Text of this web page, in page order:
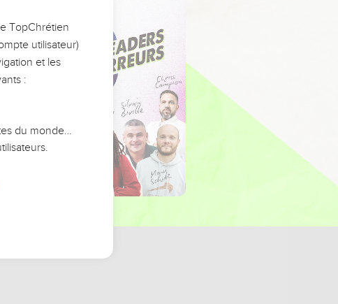
TopChrétien
utilisateur)
et les
:
du monde…